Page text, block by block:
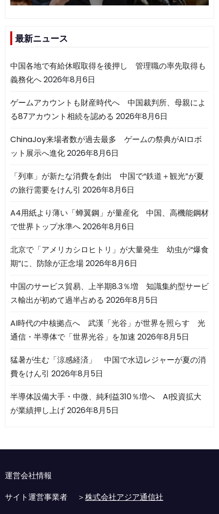
最新ニュース
中国各地で有給休暇取得を後押し 管理職の率先取得も
義務化へ2026年8月6日
ゲームアカウントも財産時代へ 中国裁判所、母親によ
る87アカウント相続を認める 2026年8月6日
ChinaJoy来場者数が過去最多 ゲームの祭典がAIロボ
ット展示へ進化2026年8月6日
「列車」が新たな消費を創出 中国で“鉄道＋観光”が夏
の旅行需要をけん引 2026年8月6日
A4用紙より薄い「蝉翼鋼」が量産化 中国、高機能鋼材
で世界トップ水準へ2026年8月6日
北京で「アメリカシロヒトリ」が大量発生 幼虫が“爆食
期”に、防除が正念場2026年8月6日
中国のサービス貿易、上半期8.3％増 知識集約型サービ
ス輸出が初めて過半占める 2026年8月5日
AI時代の中核拠点へ 武漢「光谷」が世界を照らす 光
通信・半導体で「世界光谷」を加速 2026年8月5日
猛暑が生む「涼感経済」 中国で水辺レジャーが夏の消
費をけん引 2026年8月5日
半導体設備大手・中微、純利益310％増へ AI投資拡大
が業績押し上げ2026年8月5日
運営会社情報
サイト運営事業者 ＞株式会社アジア通信社